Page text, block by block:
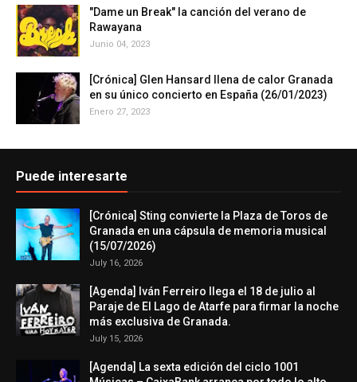
"Dame un Break" la canción del verano de
Rawayana
Junio 04, 2023
[Crónica] Glen Hansard llena de calor Granada
en su único concierto en España (26/01/2023)
Enero 27, 2023
Puede interesarte
[Crónica] Sting convierte la Plaza de Toros de
Granada en una cápsula de memoria musical
(15/07/2026)
July 16, 2026
[Agenda] Iván Ferreiro llega el 18 de julio al
Paraje de El Lago de Atarfe para firmar la noche
más exclusiva de Granada.
July 15, 2026
[Agenda] La sexta edición del ciclo 1001